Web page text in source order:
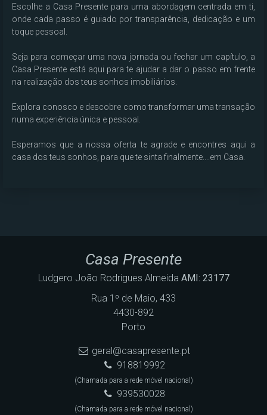
Escolhe a Casa Presente para uma abordagem centrada em ti,
onde cada passo é guiado por transparência, dedicação e um
toque pessoal.
Seja para começar uma nova jornada ou fechar um capítulo, a
Casa Presente está aqui para te ajudar a dar o passo em frente
na realização dos teus sonhos imobiliários.
Explora conosco e descobre como transformar uma transação
numa experiência única e pessoal.
Esperamos que a nossa oferta te agrade e encontres aqui a
casa dos teus sonhos, para que te sinta finalmente....em Casa.
Casa Presente
Ludgero João Rodrigues Almeida AMI: 23177
Rua 1º de Maio, 433
4430-892
Porto
geral@casapresente.pt
918819992
(Chamada para a rede móvel nacional)
939530028
(Chamada para a rede móvel nacional)